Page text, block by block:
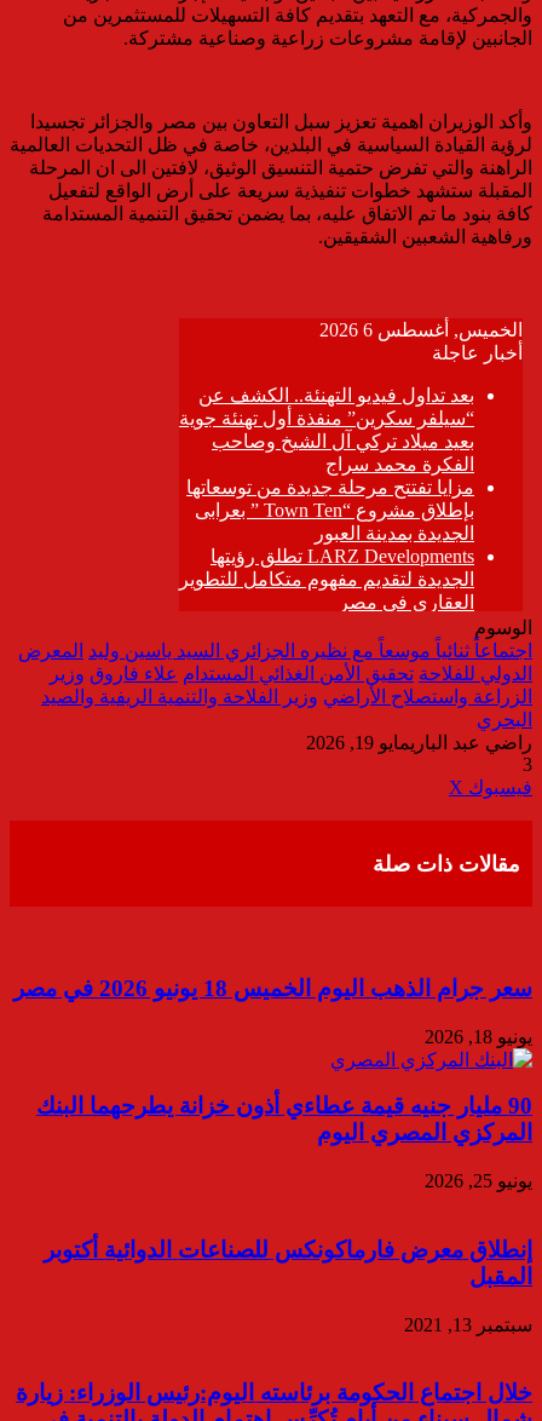
والجمركية، مع التعهد بتقديم كافة التسهيلات للمستثمرين من
الجانبين لإقامة مشروعات زراعية وصناعية مشتركة.
وأكد الوزيران اهمية تعزيز سبل التعاون بين مصر والجزائر تجسيدا
لرؤية القيادة السياسية في البلدين، خاصة في ظل التحديات العالمية
الراهنة والتي تفرض حتمية التنسيق الوثيق، لافتين الى ان المرحلة
المقبلة ستشهد خطوات تنفيذية سريعة على أرض الواقع لتفعيل
كافة بنود ما تم الاتفاق عليه، بما يضمن تحقيق التنمية المستدامة
ورفاهية الشعبين الشقيقين.
الوسوم
اجتماعاً ثنائياً موسعاً مع نظيره الجزائري السيد ياسين وليد المعرض
الدولي للفلاحة تحقيق الأمن الغذائي المستدام علاء فاروق وزير
الزراعة واستصلاح الأراضي وزير الفلاحة والتنمية الريفية والصيد
البحري
راضي عبد الباريمايو 19, 2026
3
فيسبوك ‫X
مقالات ذات صلة
سعر جرام الذهب اليوم الخميس 18 يونيو 2026 في مصر
يونيو 18, 2026
90 مليار جنيه قيمة عطاءي أذون خزانة يطرحهما البنك
المركزي المصري اليوم
يونيو 25, 2026
إنطلاق معرض فارماكونكس للصناعات الدوائية أكتوبر
المقبل
سبتمبر 13, 2021
خلال اجتماع الحكومة برئاسته اليوم:رئيس الوزراء: زيارة